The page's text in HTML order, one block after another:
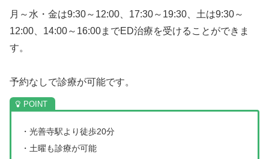
月～水・金は9:30～12:00、17:30～19:30、土は9:30～
12:00、14:00～16:00までED治療を受けることができま
す。
予約なしで診療が可能です。
・光善寺駅より徒歩20分
・土曜も診療が可能